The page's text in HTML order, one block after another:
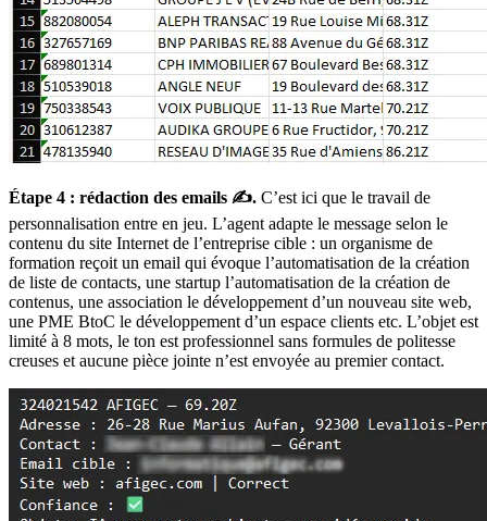
Étape 4 : rédaction des emails ✍️. C’est ici que le travail de
personnalisation entre en jeu. L’agent adapte le message selon le
contenu du site Internet de l’entreprise cible : un organisme de
formation reçoit un email qui évoque l’automatisation de la création
de liste de contacts, une startup l’automatisation de la création de
contenus, une association le développement d’un nouveau site web,
une PME BtoC le développement d’un espace clients etc. L’objet est
limité à 8 mots, le ton est professionnel sans formules de politesse
creuses et aucune pièce jointe n’est envoyée au premier contact.